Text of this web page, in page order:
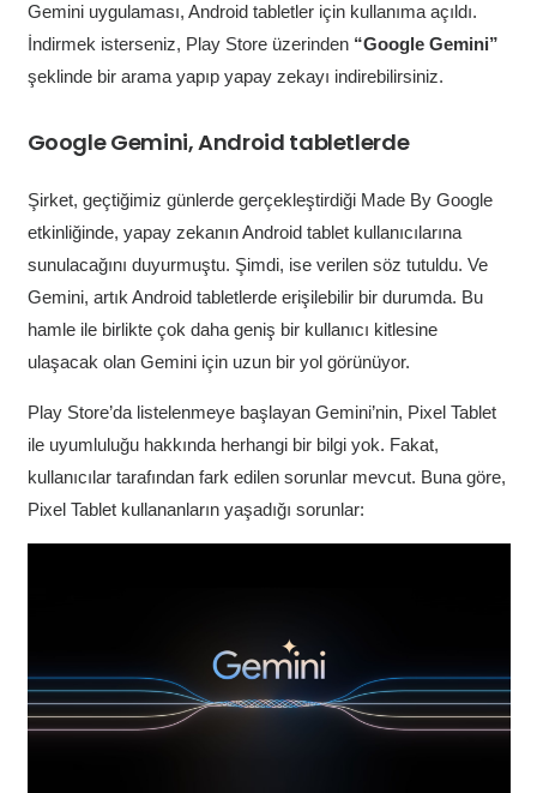
Gemini uygulaması, Android tabletler için kullanıma açıldı.
İndirmek isterseniz, Play Store üzerinden “Google Gemini”
şeklinde bir arama yapıp yapay zekayı indirebilirsiniz.
Google Gemini, Android tabletlerde
Şirket, geçtiğimiz günlerde gerçekleştirdiği Made By Google
etkinliğinde, yapay zekanın Android tablet kullanıcılarına
sunulacağını duyurmuştu. Şimdi, ise verilen söz tutuldu. Ve
Gemini, artık Android tabletlerde erişilebilir bir durumda. Bu
hamle ile birlikte çok daha geniş bir kullanıcı kitlesine
ulaşacak olan Gemini için uzun bir yol görünüyor.
Play Store’da listelenmeye başlayan Gemini’nin, Pixel Tablet
ile uyumluluğu hakkında herhangi bir bilgi yok. Fakat,
kullanıcılar tarafından fark edilen sorunlar mevcut. Buna göre,
Pixel Tablet kullananların yaşadığı sorunlar: